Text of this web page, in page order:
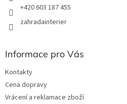
+420 603 187 455
zahradainterier
Informace pro Vás
Kontakty
Cena dopravy
Vrácení a reklamace zboží